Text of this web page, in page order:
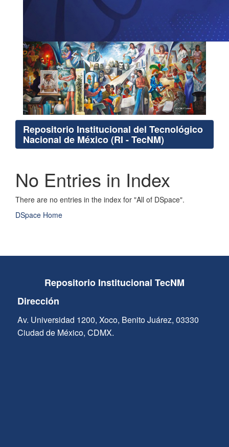
Repositorio Institucional del Tecnológico
Nacional de México (RI - TecNM)
No Entries in Index
There are no entries in the index for "All of DSpace".
DSpace Home
Repositorio Institucional TecNM
Dirección
Av. Universidad 1200, Xoco, Benito Juárez, 03330
Ciudad de México, CDMX.